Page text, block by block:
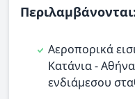
Περιλαμβάνονται:
Αεροπορικά
Κατάνια -
ενδιάμεσου